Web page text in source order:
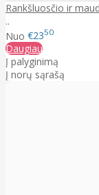
Rankšluosčio ir
..
Nuo €2350
Daugiau
Į palyginimą
Į norų sąrašą